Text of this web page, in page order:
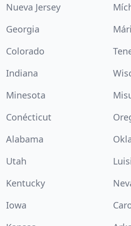
Nueva Jersey
Georgia
Colorado
Indiana
Minesota
Conécticut
Alabama
Utah
Kentucky
Iowa